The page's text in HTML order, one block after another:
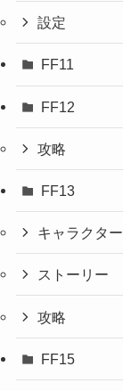
設定
FF11
FF12
攻略
FF13
キャラクター
ストーリー
攻略
FF15